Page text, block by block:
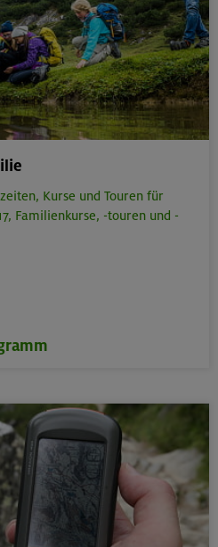
Kurse und Touren für
Familienkurse, -touren und -